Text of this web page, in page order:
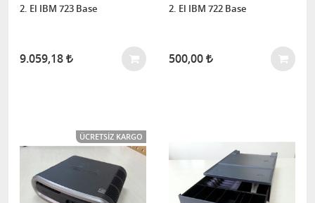
2. El IBM 723 Base
9.059,18
2. El IBM 722 Base
500,00
ÜCRETSIZ KARGO